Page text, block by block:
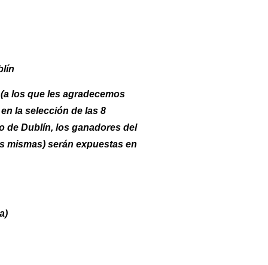
los que les agradecemos
la selección de las 8
de Dublín, los ganadores del
mismas) serán expuestas en